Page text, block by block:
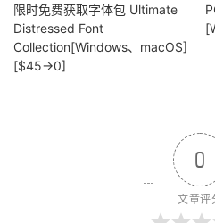
限时免费获取字体包 Ultimate
Distressed Font
Collection[Windows、macOS]
[$45→0]
0
文章评